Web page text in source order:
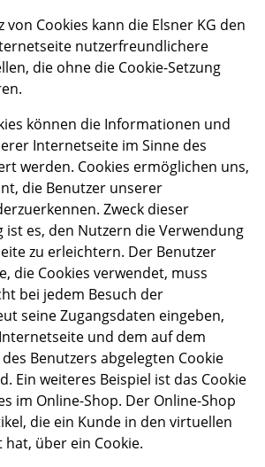
von Cookies kann die Elsner KG den
nutzerfreundlichere
die ohne die Cookie-Setzung
können die Informationen und
Internetseite im Sinne des
werden. Cookies ermöglichen uns,
die Benutzer unserer
Zweck dieser
es, den Nutzern die Verwendung
zu erleichtern. Der Benutzer
die Cookies verwendet, muss
bei jedem Besuch der
seine Zugangsdaten eingeben,
und dem auf dem
Benutzers abgelegten Cookie
Ein weiteres Beispiel ist das Cookie
im Online-Shop. Der Online-Shop
die ein Kunde in den virtuellen
über ein Cookie.